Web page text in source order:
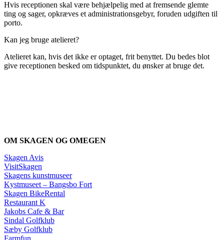
Hvis receptionen skal være behjælpelig med at fremsende glemte
ting og sager, opkræves et administrationsgebyr, foruden udgiften til
porto.
Kan jeg bruge atelieret?
Atelieret kan, hvis det ikke er optaget, frit benyttet. Du bedes blot
give receptionen besked om tidspunktet, du ønsker at bruge det.
OM SKAGEN OG OMEGEN
Skagen Avis
VisitSkagen
Skagens kunstmuseer
Kystmuseet – Bangsbo Fort
Skagen BikeRental
Restaurant K
Jakobs Cafe & Bar
Sindal Golfklub
Sæby Golfklub